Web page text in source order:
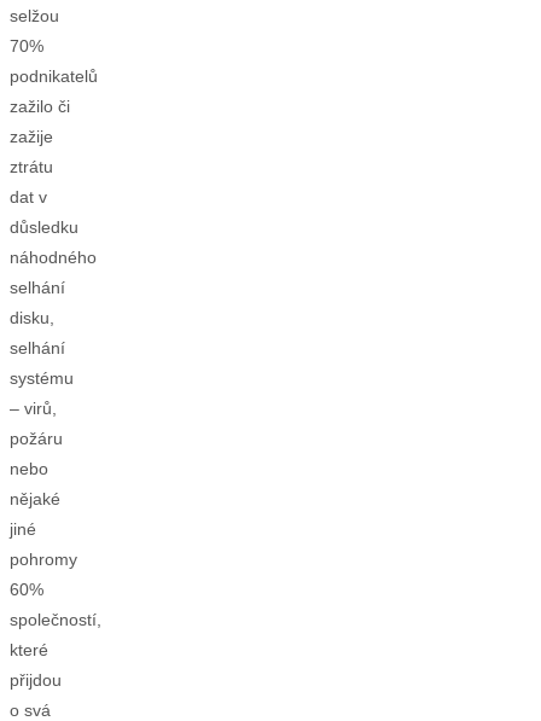
selžou
70%
podnikatelů
zažilo či
zažije
ztrátu
dat v
důsledku
náhodného
selhání
disku,
selhání
systému
– virů,
požáru
nebo
nějaké
jiné
pohromy
60%
společností,
které
přijdou
o svá